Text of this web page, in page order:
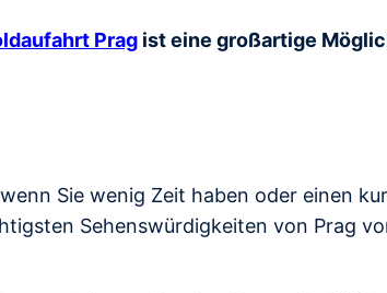
Prag ist eine großartige
Sie wenig Zeit haben oder einen
Sehenswürdigkeiten von Prag